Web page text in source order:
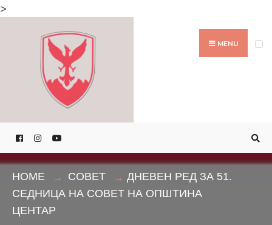
>
MENU
HOME СОВЕТ
ДНЕВЕН РЕД ЗА 51.
СЕДНИЦА НА СОВЕТ НА ОПШТИНА
ЦЕНТАР